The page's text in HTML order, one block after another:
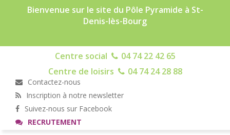
Bienvenue sur le site du Pôle Pyramide à St-
Denis-lès-Bourg
Centre social
04 74 22 42 65
Centre de loisirs
04 74 24 28 88
Contactez-nous
Inscription à notre newsletter
Suivez-nous sur Facebook
RECRUTEMENT